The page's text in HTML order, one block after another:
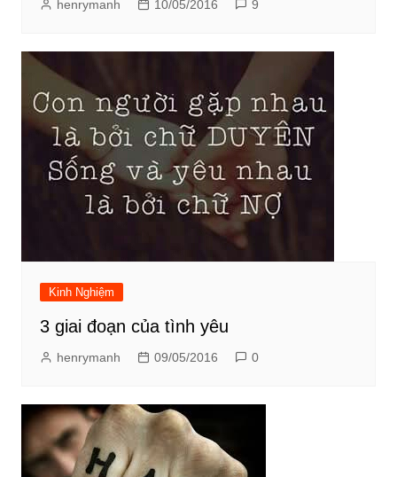
henrymanh 10/05/2016 9
Kinh Nghiệm
3 giai đoạn của tình yêu
henrymanh 09/05/2016 0